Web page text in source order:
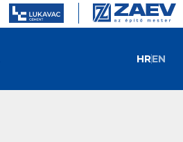
HREN